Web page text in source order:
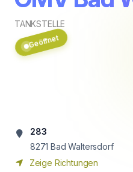
TANKSTELLE
Geöffnet
283
8271 Bad Waltersdorf
Zeige Richtungen